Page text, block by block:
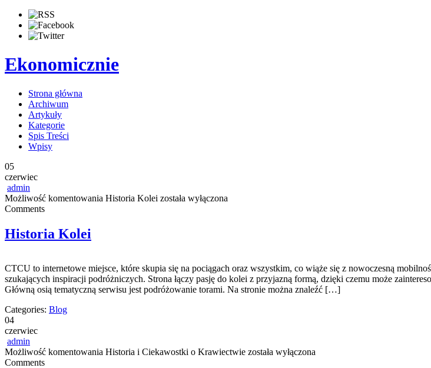
Ekonomicznie
Strona główna
Archiwum
Artykuły
Kategorie
Spis Treści
Wpisy
05
czerwiec
admin
Możliwość komentowania Historia Kolei została wyłączona
Comments
Historia Kolei
CTCU to internetowe miejsce, które skupia się na pociągach oraz wszystkim, co wiąże się z nowoczesną
szukających inspiracji podróżniczych. Strona łączy pasję do kolei z przyjazną formą, dzięki czemu może
Główną osią tematyczną serwisu jest podróżowanie torami. Na stronie można znaleźć […]
Categories: Blog
04
czerwiec
admin
Możliwość komentowania Historia i Ciekawostki o Krawiectwie została wyłączona
Comments